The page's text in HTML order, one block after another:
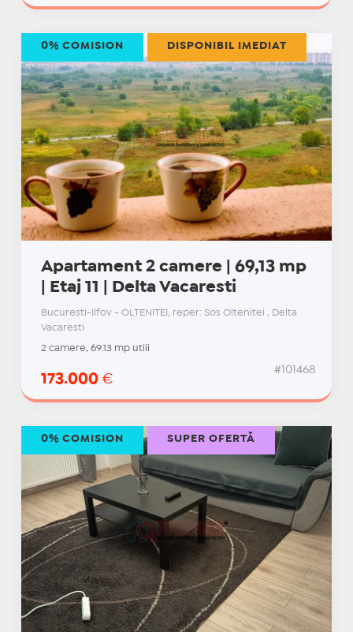
Apartament 2 camere | 69,13 mp
| Etaj 11 | Delta Vacaresti
Bucuresti-Ilfov - OLTENITEI, reper: Sos Oltenitei , Delta
Vacaresti
2 camere, 69.13 mp utili
173.000 €
#101468
0% COMISION DISPONIBIL IMEDIAT
0% COMISION SUPER OFERTĂ